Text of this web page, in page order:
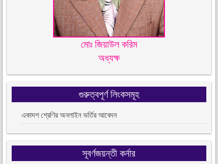
মোঃ জিয়াউল করিম
অধ্যক্ষ
গুরুত্বপূর্ণ লিংকসমূহ
একাদশ শ্রেণির অনলাইন ভর্তির আবেদন
সূবর্ণজয়ন্তী কর্নার